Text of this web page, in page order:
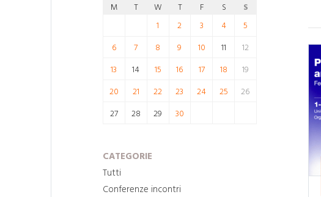
M T W T F S
S
1
2 3 4
5
6
7 8 9 10 11
12
13
14 15 16 17 18
19
20
21 22 23 24 25
26
27
28 29 30
CATEGORIE
Tutti
Conferenze incontri